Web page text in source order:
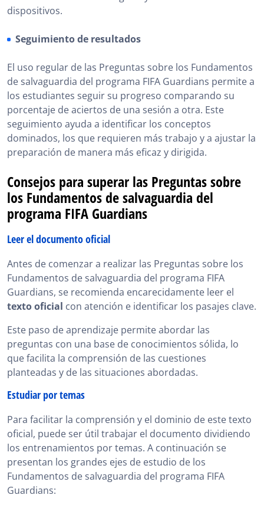
dispositivos.
Seguimiento de resultados
El uso regular de las Preguntas sobre los Fundamentos
de salvaguardia del programa FIFA Guardians permite a
los estudiantes seguir su progreso comparando su
porcentaje de aciertos de una sesión a otra. Este
seguimiento ayuda a identificar los conceptos
dominados, los que requieren más trabajo y a ajustar la
preparación de manera más eficaz y dirigida.
Consejos para superar las Preguntas sobre
los Fundamentos de salvaguardia del
programa FIFA Guardians
Leer el documento oficial
Antes de comenzar a realizar las Preguntas sobre los
Fundamentos de salvaguardia del programa FIFA
Guardians, se recomienda encarecidamente leer el
texto oficial con atención e identificar los pasajes clave.
Este paso de aprendizaje permite abordar las
preguntas con una base de conocimientos sólida, lo
que facilita la comprensión de las cuestiones
planteadas y de las situaciones abordadas.
Estudiar por temas
Para facilitar la comprensión y el dominio de este texto
oficial, puede ser útil trabajar el documento dividiendo
los entrenamientos por temas. A continuación se
presentan los grandes ejes de estudio de los
Fundamentos de salvaguardia del programa FIFA
Guardians: